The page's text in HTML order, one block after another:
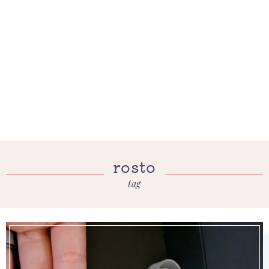
rosto
tag